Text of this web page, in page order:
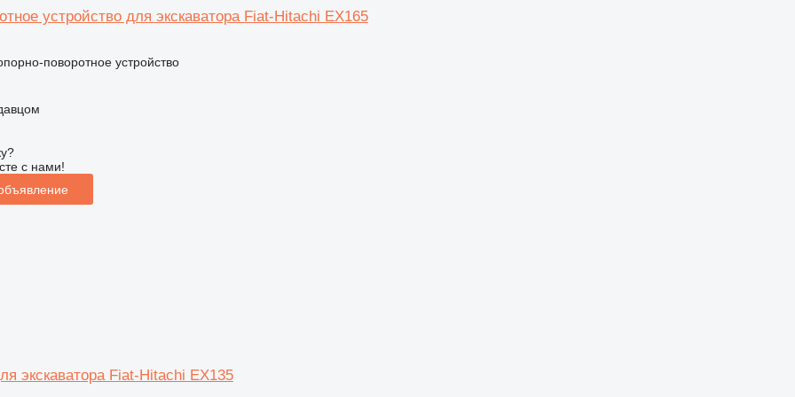
устройство для экскаватора Fiat-Hitachi EX165
поворотное устройство
с нами!
экскаватора Fiat-Hitachi EX135